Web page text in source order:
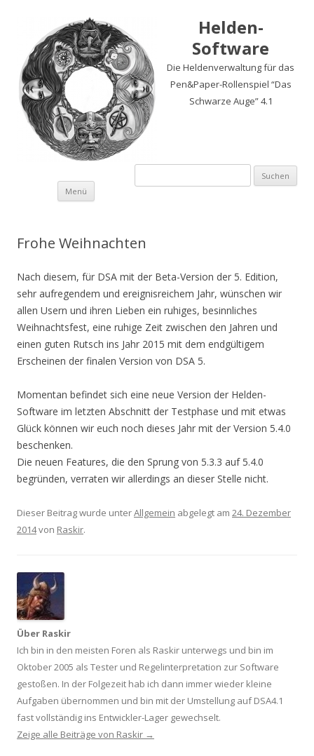
Helden-
Software
Die Heldenverwaltung für das
Pen&Paper-Rollenspiel “Das
Schwarze Auge” 4.1
Suchen
Menü Springe
Inhalt
Frohe Weihnachten
Nach diesem, für DSA mit der Beta-Version der 5. Edition,
sehr aufregendem und ereignisreichem Jahr, wünschen wir
allen Usern und ihren Lieben ein ruhiges, besinnliches
Weihnachtsfest, eine ruhige Zeit zwischen den Jahren und
einen guten Rutsch ins Jahr 2015 mit dem endgültigem
Erscheinen der finalen Version von DSA 5.
Momentan befindet sich eine neue Version der Helden-
Software im letzten Abschnitt der Testphase und mit etwas
Glück können wir euch noch dieses Jahr mit der Version 5.4.0
beschenken.
Die neuen Features, die den Sprung von 5.3.3 auf 5.4.0
begründen, verraten wir allerdings an dieser Stelle nicht.
Dieser Beitrag wurde unterAllgemein abgelegt am 24. Dezember
2014von Raskir.
Über Raskir
Ich bin in den meisten Foren als Raskir unterwegs und bin im
Oktober 2005 als Tester und Regelinterpretation zur Software
gestoßen. In der Folgezeit hab ich dann immer wieder kleine
Aufgaben übernommen und bin mit der Umstellung auf DSA4.1
fast vollständig ins Entwickler-Lager gewechselt.
Zeige alle Beiträge von Raskir →